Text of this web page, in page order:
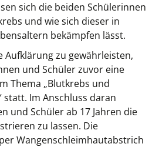
sich die beiden Schülerinnen
und wie sich dieser in
bekämpfen lässt.
Aufklärung zu gewährleisten,
und Schüler zuvor eine
Thema „Blutkrebs und
statt. Im Anschluss daran
und Schüler ab 17 Jahren die
zu lassen. Die
Wangenschleimhautabstrich